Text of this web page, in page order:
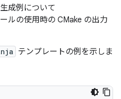
成例について
ルの使用時の CMake の出力
テンプレートの例を示しま